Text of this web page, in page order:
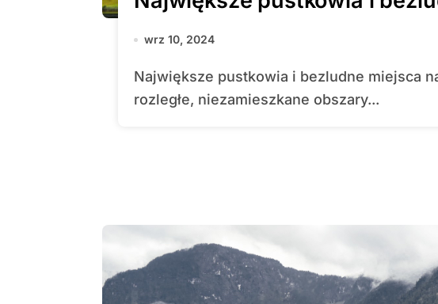
wrz 10, 2024
Największe pustkowia i bezludne miejsca na świecie fascynują ludzi od wieków. Te
rozległe, niezamieszkane obszary...